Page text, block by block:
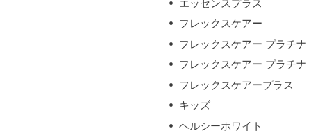
エッセンスプラス
フレックスケアー
フレックスケアー プラチナ
フレックスケアー プラチナ
フレックスケアープラス
キッズ
ヘルシーホワイト